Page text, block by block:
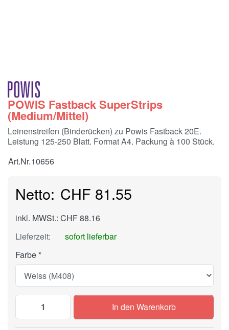
POWIS Fastback SuperStrips
(Medium/Mittel)
Leinenstreifen (Binderücken) zu Powis Fastback 20E.
Leistung 125-250 Blatt. Format A4. Packung à 100 Stück.
Art.Nr.10656
CHF 81.55
inkl. MWSt.: CHF 88.16
Lieferzeit:
sofort lieferbar
Farbe
POWIS Fastback SuperStrips (Medium/
In den Warenkorb